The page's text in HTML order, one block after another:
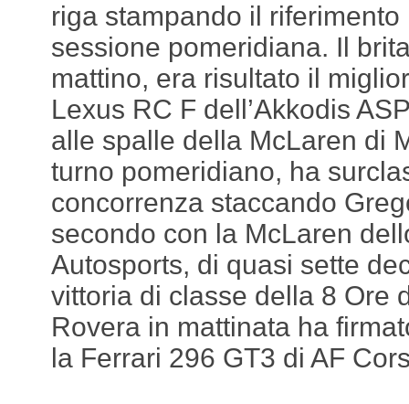
riga stampando il riferimento
sessione pomeridiana. Il
mattino, era risultato il
Lexus RC F dell’Akkodis
alle spalle della McLaren di
turno pomeridiano, ha
concorrenza staccando
secondo con la McLaren
Autosports, di quasi sette
vittoria di classe della 8 Ore
Rovera in mattinata ha
la Ferrari 296 GT3 di AF